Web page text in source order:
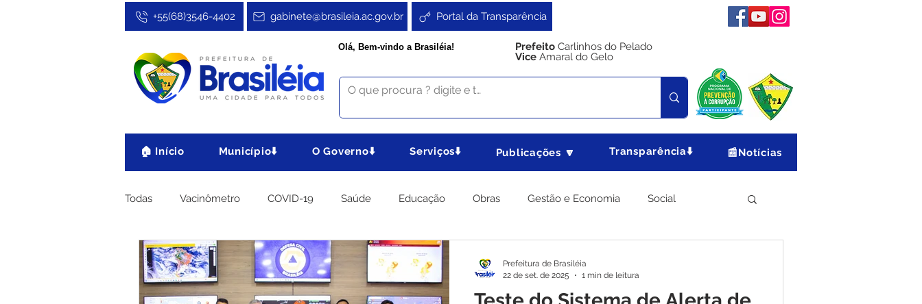
Portal da Transparência
gabinete@brasileia.ac.gov.br
+55(68)3546-4402
Olá, Bem-vindo a Brasiléia! Prefeito Carlinhos do Pelado
Vice Amaral do Gelo
🏠 Início Município⬇️ O Governo⬇️ Serviços⬇️ Publicações 🔽 Transparência⬇️ 📰Notícias
Todas Vacinômetro COVID-19 Saúde Educação Obras Gestão e Economia Social
Cultura, Festa e Esporte No Gabinete Agricultura e Produção
Prefeitura de Brasiléia
22 de set. de 2025
1 min de leitura